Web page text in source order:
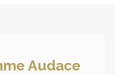
Audace